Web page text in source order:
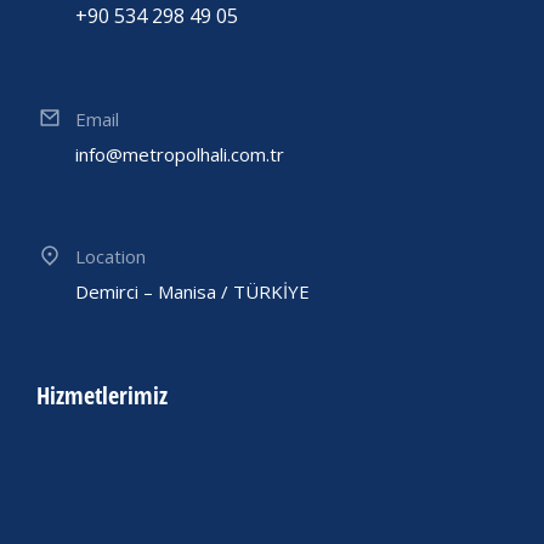
+90 534 298 49 05
Email
info@metropolhali.com.tr
Location
Demirci – Manisa / TÜRKİYE
Hizmetlerimiz